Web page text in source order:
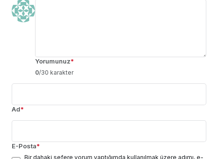
Yorumunuz*
0/30 karakter
Ad*
E-Posta*
Bir dahaki sefere yorum yaptığımda kullanılmak üzere adımı, e-